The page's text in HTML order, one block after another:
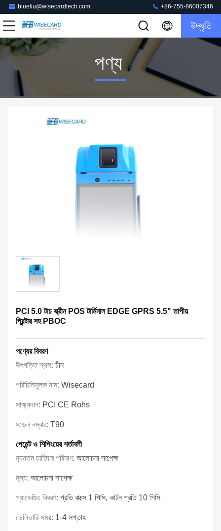
blueliu@wisecardtech.com +86-755-86007346
উদ্ধৃতি
পণ্য
PCI 5.0 টাচ স্ক্রীন POS টার্মিনাল EDGE GPRS 5.5" তাপীয়
প্রিন্টার সহ PBOC
পণ্যের বিবরণ
উৎপত্তি স্থল: চীন
পরিচিতিমুলক নাম: Wisecard
সাক্ষ্যদান: PCI CE Rohs
মডেল নম্বার: T90
পেমেন্ট ও শিপিংয়ের শর্তাবলী
ন্যূনতম চাহিদার পরিমাণ: আলোচনা সাপেক্ষ
মূল্য: আলোচনা সাপেক্ষ
প্যাকেজিং বিবরণ: প্রতি বাক্সে 1 পিসি, কার্টন প্রতি 10 পিসি
ডেলিভারি সময়: 1-4 সপ্তাহ